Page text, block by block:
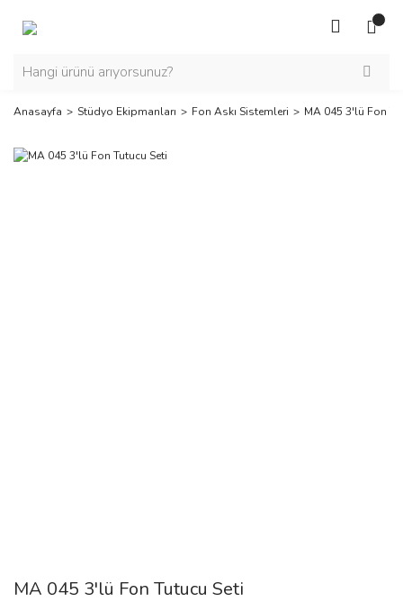
Anasayfa Stüdyo Ekipmanları Fon Askı Sistemleri MA 045 3'lü Fon
MA 045 3'lü Fon Tutucu Seti